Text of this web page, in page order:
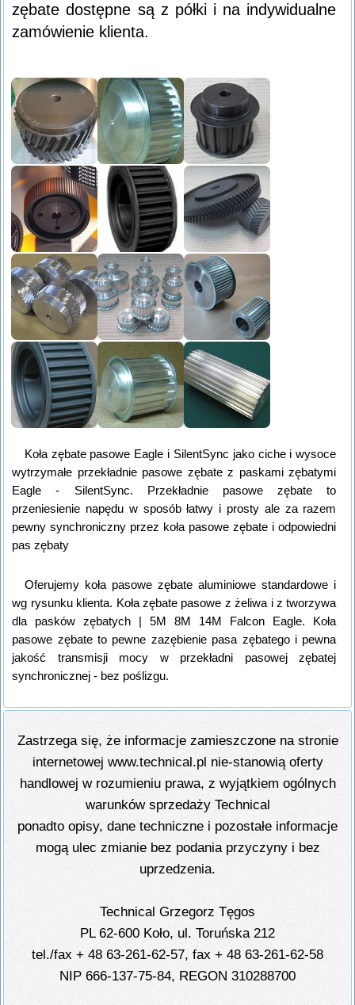
zębate dostępne są z półki i na indywidualne
zamówienie klienta.
Koła zębate pasowe Eagle i SilentSync jako ciche i wysoce
wytrzymałe przekładnie pasowe zębate z paskami zębatymi
Eagle - SilentSync. Przekładnie pasowe zębate to
przeniesienie napędu w sposób łatwy i prosty ale za razem
pewny synchroniczny przez koła pasowe zębate i odpowiedni
pas zębaty
Oferujemy koła pasowe zębate aluminiowe standardowe i
wg rysunku klienta. Koła zębate pasowe z żeliwa i z tworzywa
dla pasków zębatych | 5M 8M 14M Falcon Eagle. Koła
pasowe zębate to pewne zazębienie pasa zębatego i pewna
jakość transmisji mocy w przekładni pasowej zębatej
synchronicznej - bez poślizgu.
Zastrzega się, że informacje zamieszczone na stronie
internetowej www.technical.pl nie-stanowią oferty
handlowej w rozumieniu prawa, z wyjątkiem ogólnych
warunków sprzedaży Technical
ponadto opisy, dane techniczne i pozostałe informacje
mogą ulec zmianie bez podania przyczyny i bez
uprzedzenia.
Technical Grzegorz Tęgos
PL 62-600 Koło, ul. Toruńska 212
tel./fax + 48 63-261-62-57, fax + 48 63-261-62-58
NIP 666-137-75-84, REGON 310288700